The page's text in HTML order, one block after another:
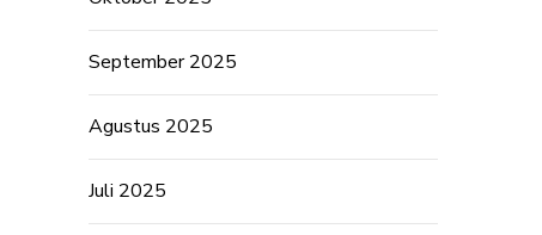
September 2025
Agustus 2025
Juli 2025